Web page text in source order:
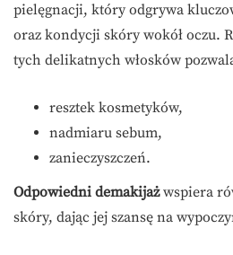
pielęgnacji, który odgrywa
oraz kondycji skóry wokół oczu.
tych delikatnych włosków
resztek kosmetyków,
nadmiaru sebum,
zanieczyszczeń.
Odpowiedni demakijażwspiera
skóry, dając jej szansę na